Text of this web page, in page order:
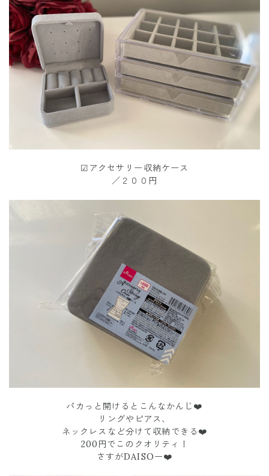
☑︎アクセサリー収納ケース
／２００円
パカっと開けるとこんなかんじ❤️
リングやピアス、
ネックレスなど分けて収納できる❤️
200円でこのクオリティ！
さすがDAISOー❤️